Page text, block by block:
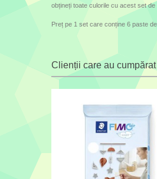
obțineți toate culorile cu acest set de
Preț pe 1 set care conține 6 paste
Clienții care au